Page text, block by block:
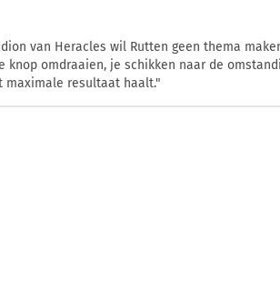
van Heracles wil Rutten geen thema
knop omdraaien, je schikken naar de
maximale resultaat haalt."